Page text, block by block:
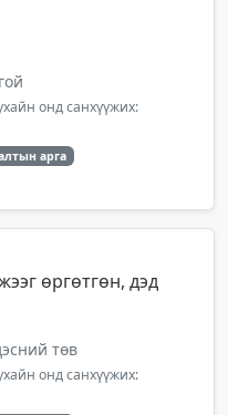
онд санхүүжих:
арга
өргөтгөн, дэд
төв
онд санхүүжих: